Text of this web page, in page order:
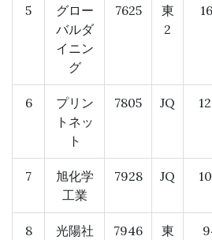
5
グロー
バルダ
イニン
グ
7625
東
2
6
プリン
トネッ
ト
7805 JQ
7
旭化学
工業
7928 JQ
8 光陽社 7946
東